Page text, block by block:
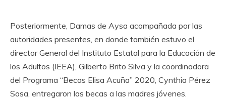
Posteriormente, Damas de Aysa acompañada por las
autoridades presentes, en donde también estuvo el
director General del Instituto Estatal para la Educación de
los Adultos (IEEA), Gilberto Brito Silva y la coordinadora
del Programa “Becas Elisa Acuña” 2020, Cynthia Pérez
Sosa, entregaron las becas a las madres jóvenes.